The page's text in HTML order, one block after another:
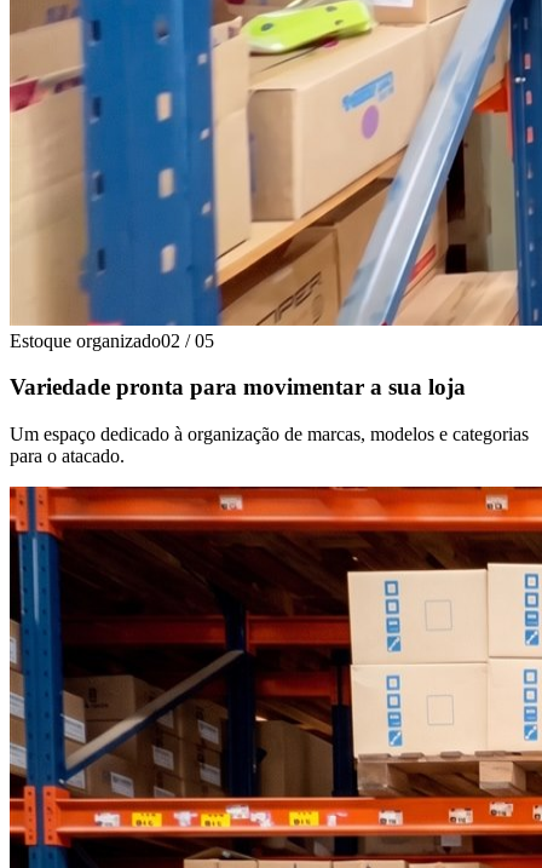
Estoque organizado02 / 05
Variedade pronta para movimentar a sua loja
Um espaço dedicado à organização de marcas, modelos e categorias
para o atacado.